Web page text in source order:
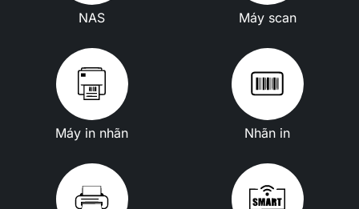
NAS Máy scan
Máy in nhãn Nhãn in